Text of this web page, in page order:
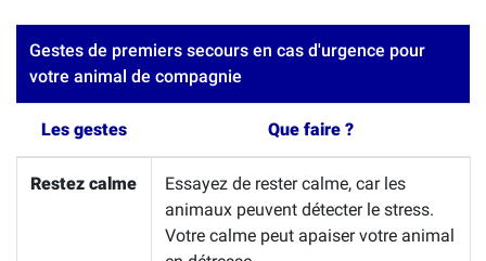
Gestes de premiers secours en cas d'urgence pour
votre animal de compagnie
Les gestes Que faire ?
Restez calme
Essayez de rester calme, car les
animaux peuvent détecter le stress.
Votre calme peut apaiser votre animal